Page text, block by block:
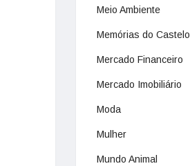
Meio Ambiente
Memórias do Castelo
Mercado Financeiro
Mercado Imobiliário
Moda
Mulher
Mundo Animal